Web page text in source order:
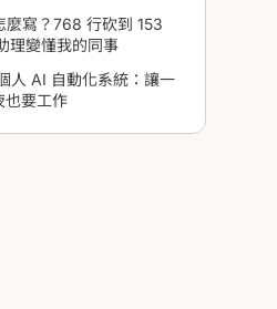
麼寫？768 行砍到 153
理變懂我的同事
人 AI 自動化系統：讓一
也要工作